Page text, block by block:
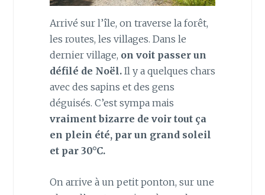
Arrivé sur l’île, on traverse la forêt,
les routes, les villages. Dans le
dernier village, on voit passer un
défilé de Noël.Il y a quelques chars
avec des sapins et des gens
déguisés. C’est sympa mais
vraiment bizarre de voir tout ça
en plein été, par un grand soleil
et par 30°C.
On arrive à un petit ponton, sur une